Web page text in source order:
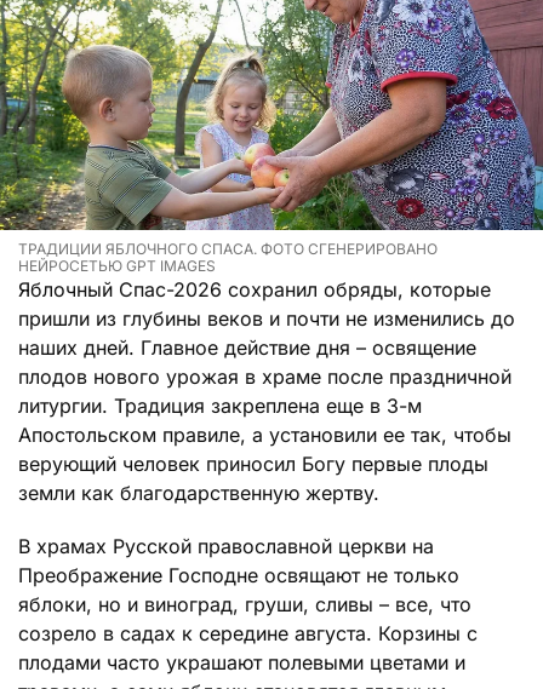
ТРАДИЦИИ ЯБЛОЧНОГО СПАСА. ФОТО СГЕНЕРИРОВАНО
НЕЙРОСЕТЬЮ GPT IMAGES
Яблочный Спас-2026 сохранил обряды, которые
пришли из глубины веков и почти не изменились до
наших дней. Главное действие дня – освящение
плодов нового урожая в храме после праздничной
литургии. Традиция закреплена еще в 3-м
Апостольском правиле, а установили ее так, чтобы
верующий человек приносил Богу первые плоды
земли как благодарственную жертву.
В храмах Русской православной церкви на
Преображение Господне освящают не только
яблоки, но и виноград, груши, сливы – все, что
созрело в садах к середине августа. Корзины с
плодами часто украшают полевыми цветами и